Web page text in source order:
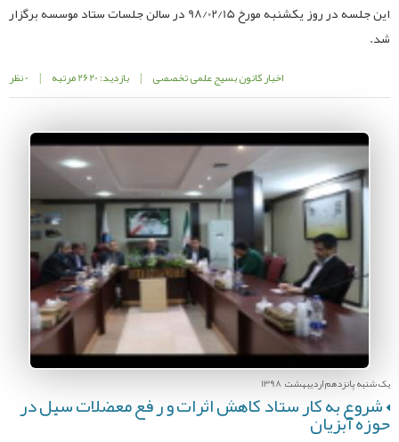
این جلسه در روز یکشنبه مورخ 98/02/15 در سالن جلسات ستاد موسسه برگزار
شد.
اخبار کانون بسیج علمی تخصصی | بازدید: 2620 مرتبه | 0 نظر
یک شنبه پانزدهم اردیبهشت 1398
شروع به کار ستاد کاهش اثرات و ر فع معضلات سیل در
حوزه آبزیان